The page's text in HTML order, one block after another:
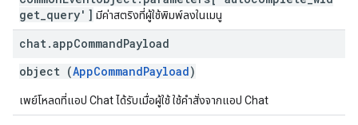
get_query'] มีค่าสตริงที่ผู้ใช้พิมพ์ลงในเมนู
chat.appCommandPayload
object (AppCommandPayload)
เพย์โหลดที่แอป Chat ได้รับเมื่อผู้ใช้ ใช้คำสั่งจากแอป Chat